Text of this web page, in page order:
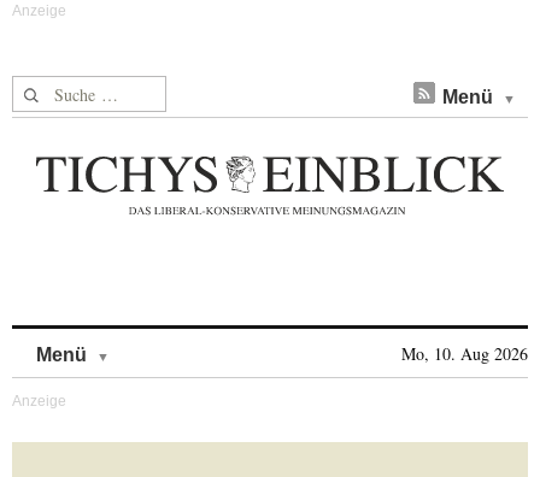
Suche nach: Menü
Menü Mo, 10. Aug 2026